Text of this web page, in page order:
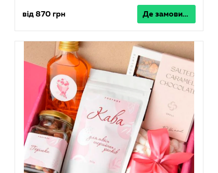
від 870 грн Де замовити